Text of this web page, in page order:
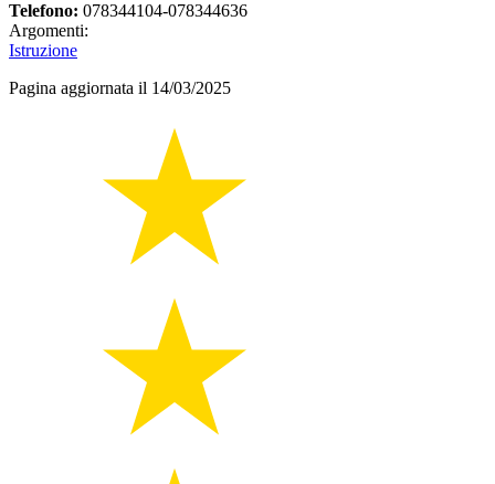
Telefono: 078344104-078344636
Argomenti:
Istruzione
Pagina aggiornata il 14/03/2025